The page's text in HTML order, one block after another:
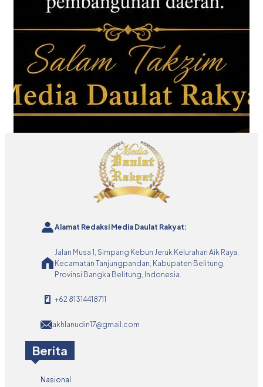
Alamat Redaksi Media Daulat Rakyat:
Jalan Musa 1, Simpang Kebun Jeruk Kelurahan Aik Raya,
Kecamatan Tanjungpandan, Kabupaten Belitung,
Provinsi Bangka Belitung, Indonesia.
+62 81314418711
akhlanudin17@gmail.com
Berita
Nasional